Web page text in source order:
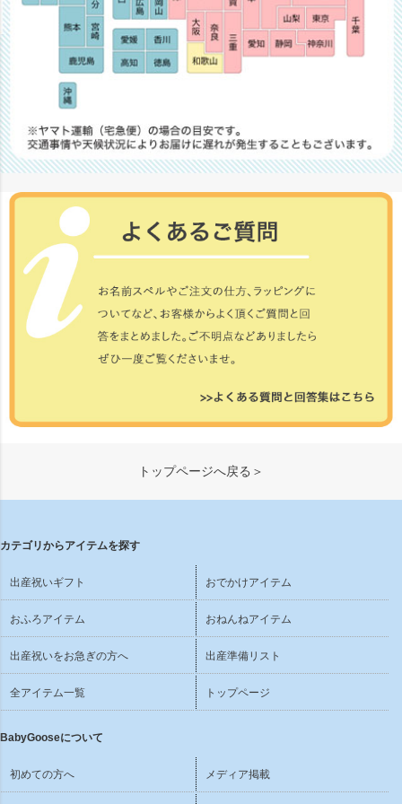
トップページへ戻る＞
カテゴリからアイテムを探す
出産祝いギフト おでかけアイテム
おふろアイテム おねんねアイテム
出産祝いをお急ぎの方へ 出産準備リスト
全アイテム一覧 トップページ
BabyGooseについて
初めての方へ メディア掲載